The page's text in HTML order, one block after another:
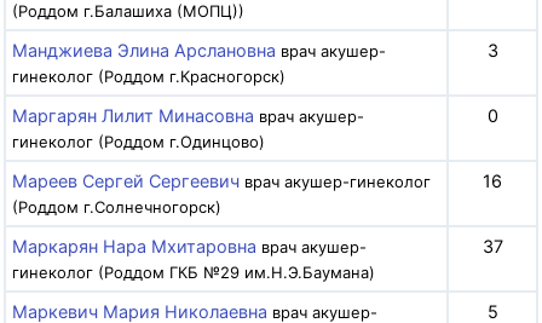
(Роддом г.Балашиха (МОПЦ))
Манджиева Элина Арслановна врач акушер-
гинеколог (Роддом г.Красногорск)
3
Маргарян Лилит Минасовна врач акушер-
гинеколог (Роддом г.Одинцово)
0
Мареев Сергей Сергеевич врач акушер-гинеколог
(Роддом г.Солнечногорск)
16
Маркарян Нара Мхитаровна врач акушер-
гинеколог (Роддом ГКБ №29 им.Н.Э.Баумана)
37
Маркевич Мария Николаевна врач акушер-
5